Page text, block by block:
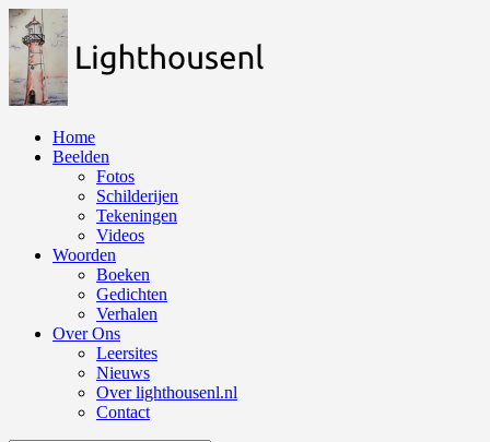
Naar
de
inhoud
springen
Home
Beelden
Fotos
Schilderijen
Tekeningen
Videos
Woorden
Boeken
Gedichten
Verhalen
Over Ons
Leersites
Nieuws
Over lighthousenl.nl
Contact